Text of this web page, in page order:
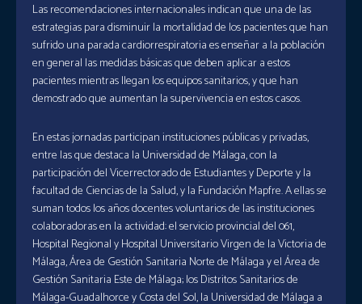
Las recomendaciones internacionales indican que una de las
estrategias para disminuir la mortalidad de los pacientes que han
sufrido una parada cardiorrespiratoria es enseñar a la población
en general las medidas básicas que deben aplicar a estos
pacientes mientras llegan los equipos sanitarios, y que han
demostrado que aumentan la supervivencia en estos casos.
En estas jornadas participan instituciones públicas y privadas,
entre las que destaca la Universidad de Málaga, con la
participación del Vicerrectorado de Estudiantes y Deporte y la
facultad de Ciencias de la Salud, y la Fundación Mapfre. A ellas se
suman todos los años docentes voluntarios de las instituciones
colaboradoras en la actividad: el servicio provincial del 061,
Hospital Regional y Hospital Universitario Virgen de la Victoria de
Málaga, Área de Gestión Sanitaria Norte de Málaga y el Área de
Gestión Sanitaria Este de Málaga; los Distritos Sanitarios de
Málaga-Guadalhorce y Costa del Sol, la Universidad de Málaga a